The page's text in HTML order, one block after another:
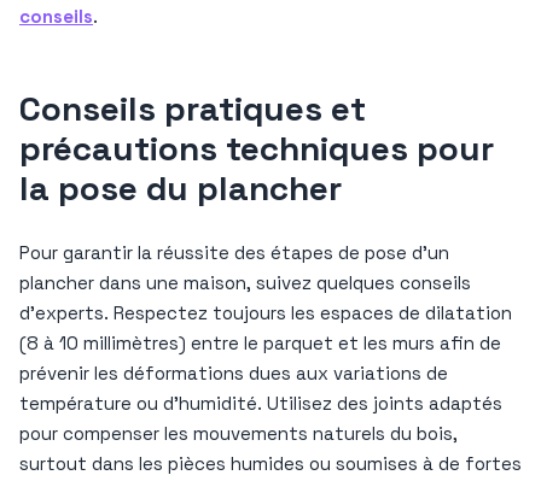
conseils.
Conseils pratiques et
précautions techniques pour
la pose du plancher
Pour garantir la réussite des étapes de pose d’un
plancher dans une maison, suivez quelques conseils
d’experts. Respectez toujours les espaces de dilatation
(8 à 10 millimètres) entre le parquet et les murs afin de
prévenir les déformations dues aux variations de
température ou d’humidité. Utilisez des joints adaptés
pour compenser les mouvements naturels du bois,
surtout dans les pièces humides ou soumises à de fortes